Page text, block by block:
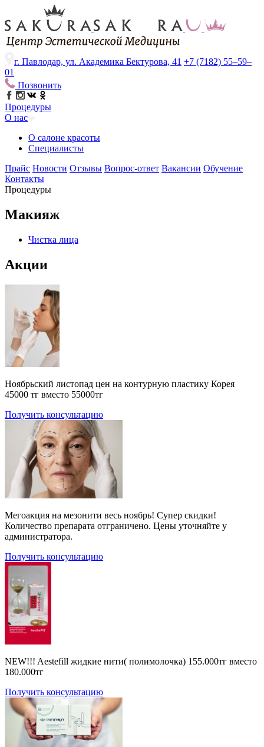
г. Павлодар, ул. Академика Бектурова, 41 +7 (7182) 55–59–
01
Позвонить
Процедуры
О нас
О салоне красоты
Специалисты
Прайс Новости Отзывы Вопрос-ответ Вакансии Обучение
Контакты
Процедуры
Макияж
Чистка лица
Акции
Ноябрьский листопад цен на контурную пластику Корея
45000 тг вместо 55000тг
Получить консультацию
Мегоакция на мезонити весь ноябрь! Супер скидки!
Количество препарата отграничено. Цены уточняйте у
администратора.
Получить консультацию
NEW!!! Aestefill жидкие нити( полимолочка) 155.000тг вместо
180.000тг
Получить консультацию